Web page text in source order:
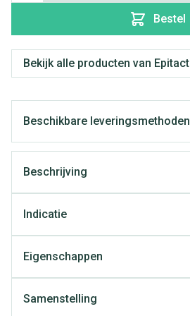
Bestel
Bekijk alle producten van Epitact
Beschikbare leveringsmethoden
Beschrijving
Indicatie
Eigenschappen
Samenstelling